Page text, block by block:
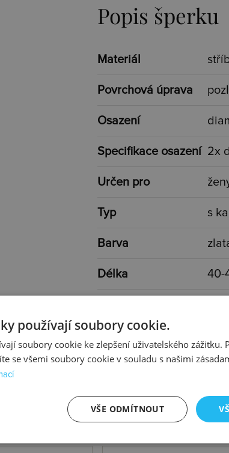
Popis šperku
Materiál
Povrchová úprava
Osazení
Specifikace osazení 2x
Určen pro
Typ s
Barva
Délka 40-
Váha
používají soubory cookie.
soubory cookie ke zlepšení uživatelského zážitku.
se všemi soubory cookie v souladu s našimi
VŠE ODMÍTNOUT